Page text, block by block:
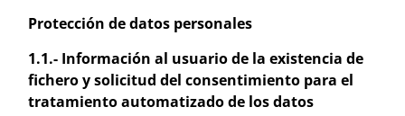
Protección de datos personales
1.1.- Información al usuario de la existencia de
fichero y solicitud del consentimiento para el
tratamiento automatizado de los datos